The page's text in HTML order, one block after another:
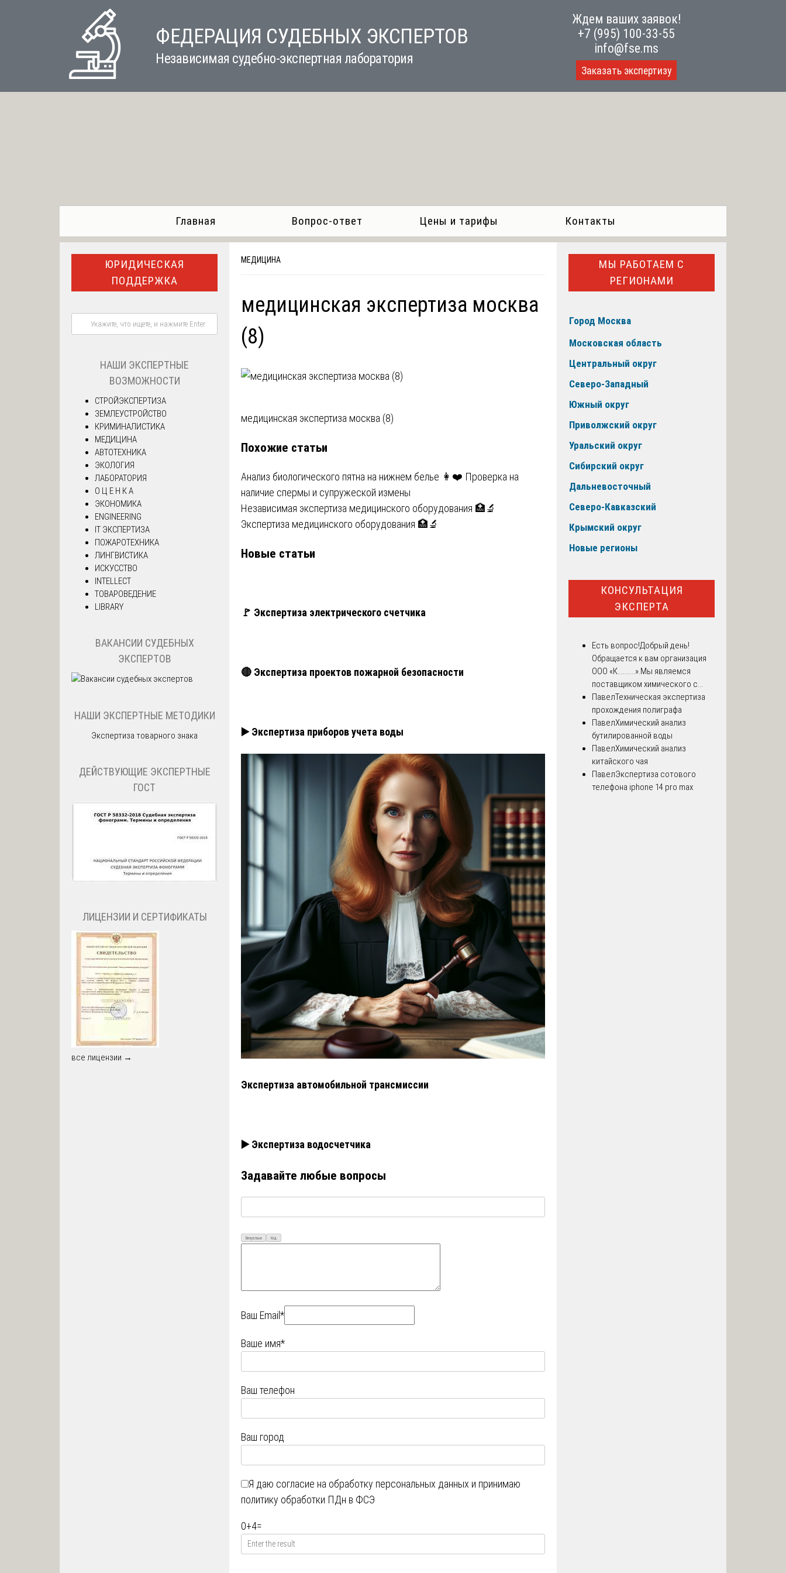
ФЕДЕРАЦИЯ СУДЕБНЫХ ЭКСПЕРТОВ
Независимая судебно-экспертная лаборатория
Ждем ваших заявок!
+7 (995) 100-33-55
info@fse.ms
Заказать экспертизу
Главная Вопрос-ответ Цены и тарифы Контакты
МЕДИЦИНА
медицинская экспертиза москва
(8)
Навигация
по
записям
медицинская экспертиза москва (8)
Похожие статьи
Анализ биологического пятна на нижнем белье 👩❤️ Проверка на
наличие спермы и супружеской измены
Независимая экспертиза медицинского оборудования 🏥🔬
Экспертиза медицинского оборудования 🏥🔬
Новые статьи
🚩 Экспертиза электрического счетчика
🔴 Экспертиза проектов пожарной безопасности
▶️ Экспертиза приборов учета воды
Экспертиза автомобильной трансмиссии
▶️ Экспертиза водосчетчика
Задавайте любые вопросы
Визуально Код
Ваш Email*
Ваше имя*
Ваш телефон
Ваш город
Я даю согласие на обработку персональных данных и принимаю
политику обработки ПДн в ФСЭ
0+4=
ЮРИДИЧЕСКАЯ
ПОДДЕРЖКА
НАШИ ЭКСПЕРТНЫЕ
ВОЗМОЖНОСТИ
СТРОЙЭКСПЕРТИЗА
ЗЕМЛЕУСТРОЙСТВО
КРИМИНАЛИСТИКА
МЕДИЦИНА
АВТОТЕХНИКА
ЭКОЛОГИЯ
ЛАБОРАТОРИЯ
О Ц Е Н К А
ЭКОНОМИКА
ENGINEERING
IT ЭКСПЕРТИЗА
ПОЖАРОТЕХНИКА
ЛИНГВИСТИКА
ИСКУССТВО
INTELLECT
ТОВАРОВЕДЕНИЕ
LIBRARY
ВАКАНСИИ СУДЕБНЫХ
ЭКСПЕРТОВ
НАШИ ЭКСПЕРТНЫЕ МЕТОДИКИ
Экспертиза товарного знака
ДЕЙСТВУЮЩИЕ ЭКСПЕРТНЫЕ
ГОСТ
ЛИЦЕНЗИИ И СЕРТИФИКАТЫ
все лицензии →
МЫ РАБОТАЕМ С
РЕГИОНАМИ
Город Москва
Московская область
Центральный округ
Северо-Западный
Южный округ
Приволжский округ
Уральский округ
Сибирский округ
Дальневосточный
Северо-Кавказский
Крымский округ
Новые регионы
КОНСУЛЬТАЦИЯ
ЭКСПЕРТА
Есть вопрос!Добрый день!
Обращается к вам организация
ООО «К..........».Мы являемся
поставщиком химического с...
ПавелТехническая экспертиза
прохождения полиграфа
ПавелХимический анализ
бутилированной воды
ПавелХимический анализ
китайского чая
ПавелЭкспертиза сотового
телефона iphone 14 pro max